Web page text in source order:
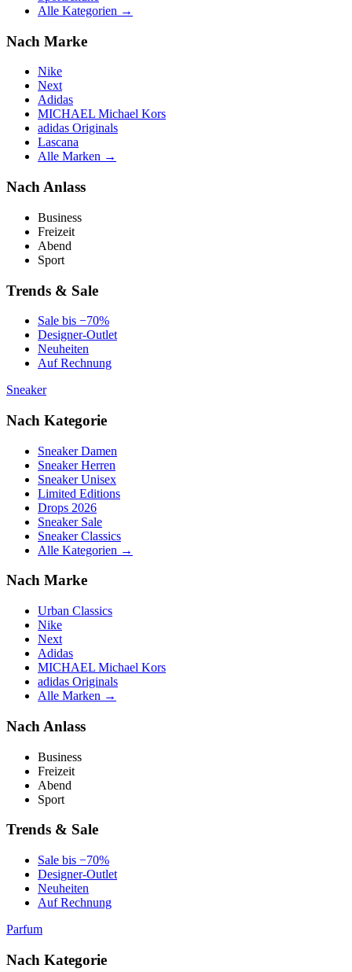
Alle Kategorien →
Nach Marke
Nike
Next
Adidas
MICHAEL Michael Kors
adidas Originals
Lascana
Alle Marken →
Nach Anlass
Business
Freizeit
Abend
Sport
Trends & Sale
Sale bis −70%
Designer-Outlet
Neuheiten
Auf Rechnung
Sneaker
Nach Kategorie
Sneaker Damen
Sneaker Herren
Sneaker Unisex
Limited Editions
Drops 2026
Sneaker Sale
Sneaker Classics
Alle Kategorien →
Nach Marke
Urban Classics
Nike
Next
Adidas
MICHAEL Michael Kors
adidas Originals
Alle Marken →
Nach Anlass
Business
Freizeit
Abend
Sport
Trends & Sale
Sale bis −70%
Designer-Outlet
Neuheiten
Auf Rechnung
Parfum
Nach Kategorie